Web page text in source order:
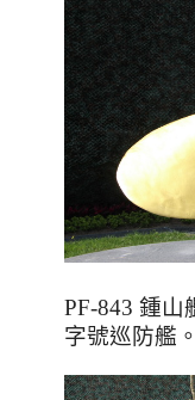
PF-843 鍾山
字號巡防艦